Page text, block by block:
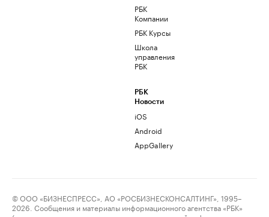
РБК
Компании
РБК Курсы
Школа
управления
РБК
РБК
Новости
iOS
Android
AppGallery
© ООО «БИЗНЕСПРЕСС», АО «РОСБИЗНЕСКОНСАЛТИНГ», 1995–
2026. Сообщения и материалы информационного агентства «РБК»